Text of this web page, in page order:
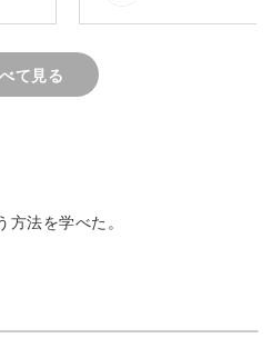
のご飯に取り入れやすいレシ
次は家族に作ってあげよ
て見る
法を学べた。